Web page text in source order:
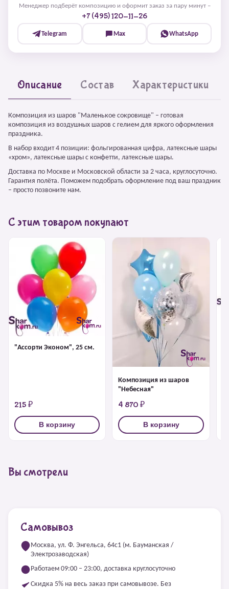
Менеджер подберёт композицию и оформит заказ за пару минут –
+7 (495) 120-11-26
Telegram Max WhatsApp
Описание Состав Характеристики
Композиция из шаров "Маленькое сокровище" – готовая
композиция из воздушных шаров с гелием для яркого оформления
праздника.
В набор входит 4 позиции: фольгированная цифра, латексные шары
«хром», латексные шары с конфетти, латексные шары.
Доставка по Москве и Московской области за 2 часа, круглосуточно.
Гарантия полёта. Поможем подобрать оформление под ваш праздник
– просто позвоните нам.
С этим товаром покупают
"Ассорти Эконом", 25 см.
215 ₽
В корзину
Композиция из шаров
"Небесная"
4 870 ₽
В корзину
Вы смотрели
Самовывоз
Москва, ул. Ф. Энгельса, 64с1 (м. Бауманская /
Электрозаводская)
Работаем 09:00 – 23:00, доставка круглосуточно
Скидка 5% на весь заказ при самовывозе. Без